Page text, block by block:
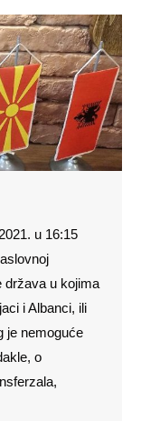
u 16:15
država u kojima
i Albanci, ili
je nemoguće
o